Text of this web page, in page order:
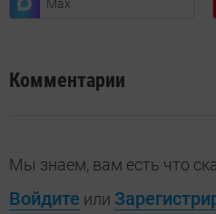
Max
Комментарии
Мы знаем, вам есть что
Войдите или